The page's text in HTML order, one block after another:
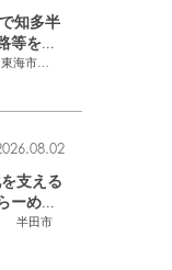
東海市
,大府市
知多半
等をチ
半田市
支える
ーめん
ン伝 8